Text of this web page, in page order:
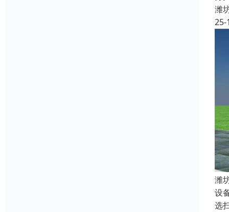
潍
25-
潍
设
选